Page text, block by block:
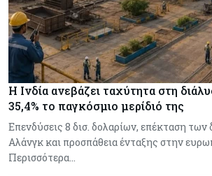
Η Ινδία ανεβάζει ταχύτητα στη
35,4% το παγκόσμιο μερίδιό της
Επενδύσεις 8 δισ. δολαρίων, επέκταση των
Αλάνγκ και προσπάθεια ένταξης στην
Περισσότερα…